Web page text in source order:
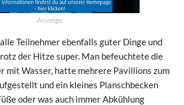
Anzeige
Teilnehmer ebenfalls guter Dinge und
der Hitze super. Man befeuchtete die
mit Wasser, hatte mehrere Pavillions zum
und ein kleines Planschbecken
oder was auch immer Abkühlung